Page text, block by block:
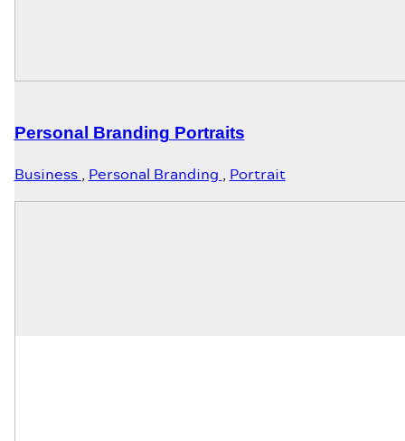
Personal Branding Portraits
Business , Personal Branding , Portrait